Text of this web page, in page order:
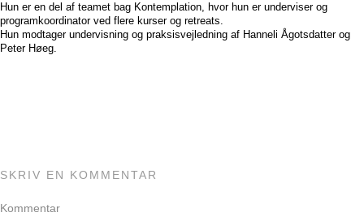
Hun er en del af teamet bag Kontemplation, hvor hun er underviser og
programkoordinator ved flere kurser og retreats.
Hun modtager undervisning og praksisvejledning af Hanneli Ågotsdatter og
Peter Høeg.
SKRIV EN KOMMENTAR
Kommentar